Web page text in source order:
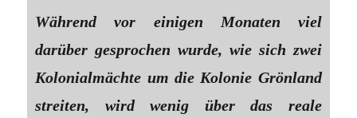
Während vor einigen Monaten viel
darüber gesprochen wurde, wie sich zwei
Kolonialmächte um die Kolonie Grönland
streiten, wird wenig über das reale